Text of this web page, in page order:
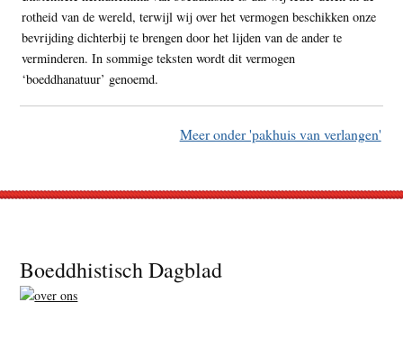
rotheid van de wereld, terwijl wij over het vermogen beschikken onze
bevrijding dichterbij te brengen door het lijden van de ander te
verminderen. In sommige teksten wordt dit vermogen
‘boeddhanatuur’ genoemd.
Meer onder 'pakhuis van verlangen'
Footer
Boeddhistisch Dagblad